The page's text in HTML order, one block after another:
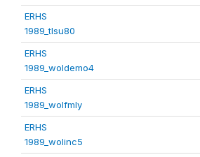
ERHS
1989_tlsu80
ERHS
1989_woldemo4
ERHS
1989_wolfmly
ERHS
1989_wolinc5